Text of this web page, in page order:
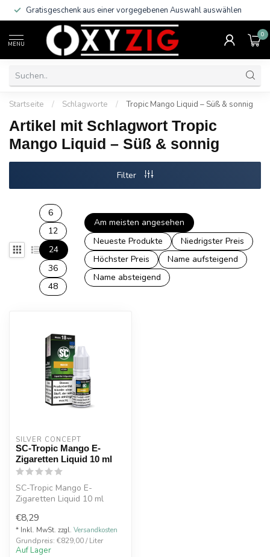
Gratisgeschenk aus einer vorgegebenen Auswahl auswählen
MENU
0
Startseite / Schlagworte / Tropic Mango Liquid – Süß & sonnig
Artikel mit Schlagwort Tropic
Mango Liquid – Süß & sonnig
Filter
6
12
24
36
48
Am meisten angesehen
Neueste Produkte
Niedrigster Preis
Höchster Preis
Name aufsteigend
Name absteigend
SILVER CONCEPT
SC-Tropic Mango E-
Zigaretten Liquid 10 ml
SC-Tropic Mango E-
Zigaretten Liquid 10 ml
€8,29
* Inkl. MwSt. zzgl. Versandkosten
Grundpreis: €829,00 / Liter
Auf Lager